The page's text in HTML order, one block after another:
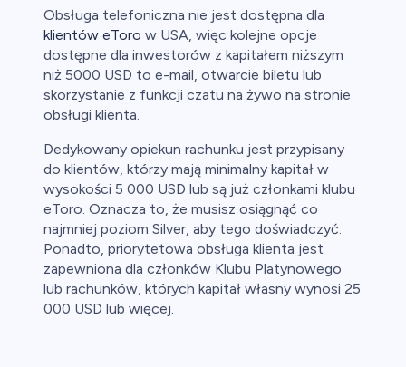
Obsługa telefoniczna nie jest dostępna dla
klientów eToro w USA, więc kolejne opcje
dostępne dla inwestorów z kapitałem niższym
niż 5000 USD to e-mail, otwarcie biletu lub
skorzystanie z funkcji czatu na żywo na stronie
obsługi klienta.
Dedykowany opiekun rachunku jest przypisany
do klientów, którzy mają minimalny kapitał w
wysokości 5 000 USD lub są już członkami klubu
eToro. Oznacza to, że musisz osiągnąć co
najmniej poziom Silver, aby tego doświadczyć.
Ponadto, priorytetowa obsługa klienta jest
zapewniona dla członków Klubu Platynowego
lub rachunków, których kapitał własny wynosi 25
000 USD lub więcej.